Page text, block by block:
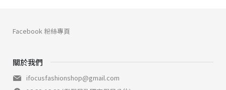
關於我們
ifocusfashionshop@gmail.com
Facebook 粉絲專頁